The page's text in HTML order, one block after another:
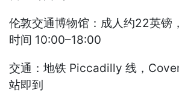
伦敦交通博物馆：成人约22英镑
时间 10:00–18:00
交通：地铁 Piccadilly 线，
站即到